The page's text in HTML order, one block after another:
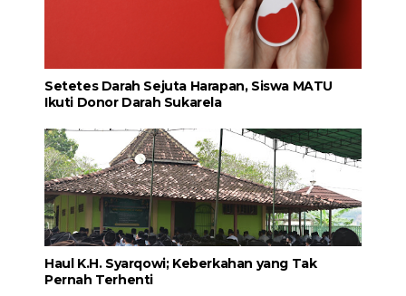
Setetes Darah Sejuta Harapan, Siswa MATU
Ikuti Donor Darah Sukarela
Haul K.H. Syarqowi; Keberkahan yang Tak
Pernah Terhenti